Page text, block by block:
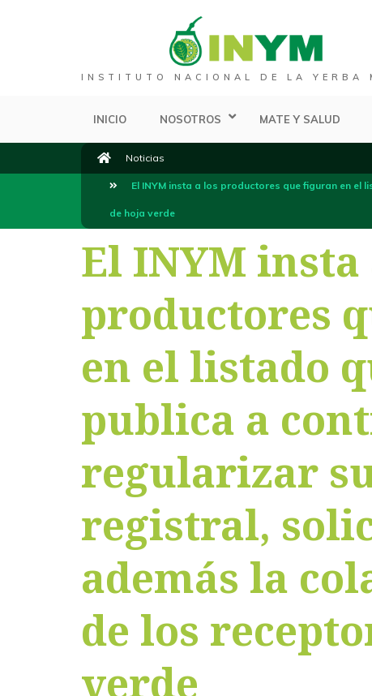
INSTITUTO NACIONAL DE LA YERBA
INICIO NOSOTROS MATE Y SALUD
Noticias
El INYM insta a los productores que figuran en
de hoja verde
El INYM insta
productores
en el listado
publica a
regularizar
registral,
además la
de los
verde